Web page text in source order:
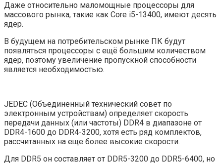
Даже относительно маломощные процессоры для
массового рынка, такие как Core i5-13400, имеют десять
ядер.
В будущем на потребительском рынке ПК будут
появляться процессоры с ещё большим количеством
ядер, поэтому увеличение пропускной способности
является необходимостью.
JEDEC (Объединенный технический совет по
электронным устройствам) определяет скорость
передачи данных (или частоты) DDR4 в диапазоне от
DDR4-1600 до DDR4-3200, хотя есть ряд комплектов,
рассчитанных на еще более высокие скорости.
Для DDR5 он составляет от DDR5-3200 до DDR5-6400, но